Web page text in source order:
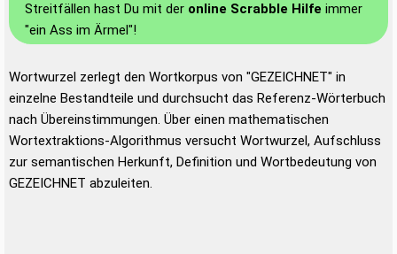
Streitfällen hast Du mit der online Scrabble Hilfe immer
"ein Ass im Ärmel"!
Wortwurzel zerlegt den Wortkorpus von "GEZEICHNET" in
einzelne Bestandteile und durchsucht das Referenz-Wörterbuch
nach Übereinstimmungen. Über einen mathematischen
Wortextraktions-Algorithmus versucht Wortwurzel, Aufschluss
zur semantischen Herkunft, Definition und Wortbedeutung von
GEZEICHNET abzuleiten.